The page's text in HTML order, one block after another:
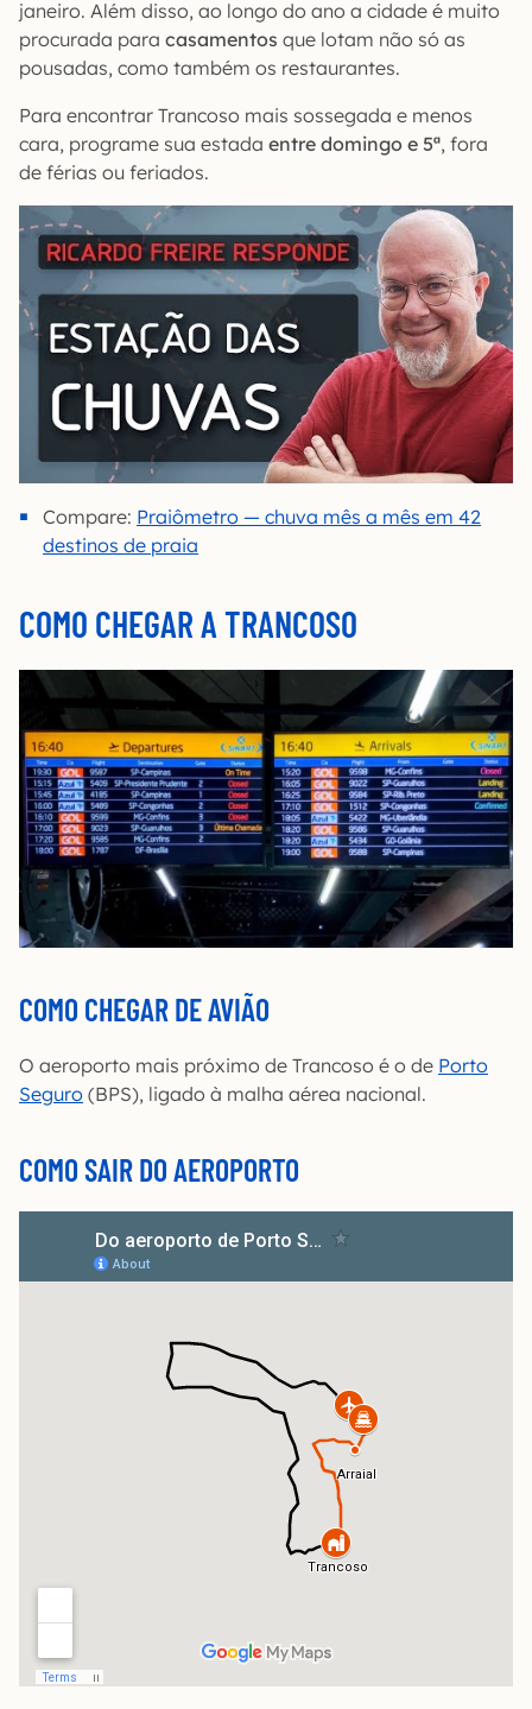
janeiro. Além disso, ao longo do ano a cidade é muito
procurada para casamentos que lotam não só as
pousadas, como também os restaurantes.
Para encontrar Trancoso mais sossegada e menos
cara, programe sua estada entre domingo e 5ª, fora
de férias ou feriados.
Compare: Praiômetro — chuva mês a mês em 42
destinos de praia
COMO CHEGAR A TRANCOSO
COMO CHEGAR DE AVIÃO
O aeroporto mais próximo de Trancoso é o de Porto
Seguro (BPS), ligado à malha aérea nacional.
COMO SAIR DO AEROPORTO